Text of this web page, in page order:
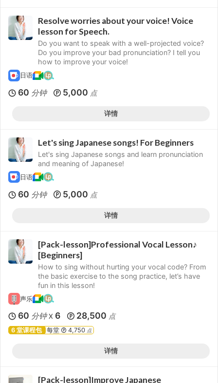
Resolve worries about your voice! Voice
lesson for Speech.
Do you want to speak with a well-projected voice?
Do you improve your bad pronunciation? I tell you
how to improve your voice!
日语
60 分钟 5,000 点
详情
Let's sing Japanese songs! For Beginners
Let's sing Japanese songs and learn pronunciation
and meaning of Japanese!
日语
60 分钟 5,000 点
详情
[Pack-lesson]Professional Vocal Lesson♪
[Beginners]
How to sing without hurting your vocal code? From
the basic exercise to the song practice, let’s have
fun in this lesson!
声乐
60 分钟 X 6 28,500 点
6 堂课程包 每堂 4,750 点
详情
[Pack-lesson]Improve Japanese